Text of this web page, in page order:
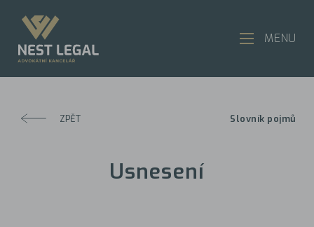
ZPĚT Slovník pojmů
Usnesení
MENU